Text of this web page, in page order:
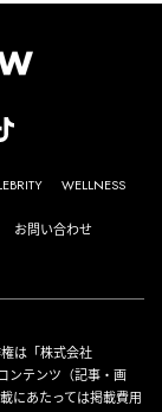
WELLNESS
お問い合わせ
は「株式会社
ンテンツ（記事・画
にあたっては掲載費用